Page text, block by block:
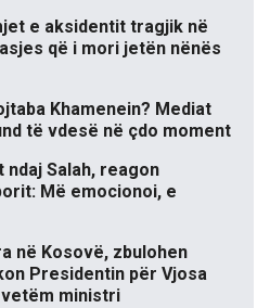
e aksidentit tragjik në
që i mori jetën nënës
Khamenein? Mediat
të vdesë në çdo moment
Salah, reagon
Më emocionoi, e
në Kosovë, zbulohen
Presidentin për Vjosa
ministri